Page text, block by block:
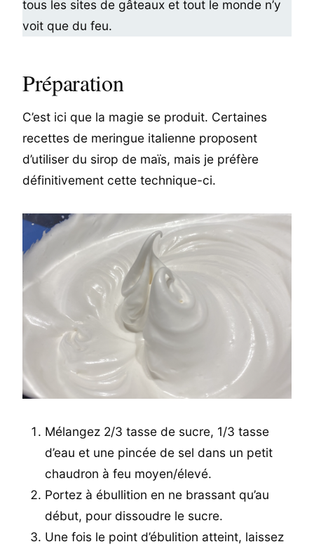
tous les sites de gâteaux et tout le monde n’y
voit que du feu.
Préparation
C’est ici que la magie se produit. Certaines
recettes de meringue italienne proposent
d’utiliser du sirop de maïs, mais je préfère
définitivement cette technique-ci.
Mélangez 2/3 tasse de sucre, 1/3 tasse
d’eau et une pincée de sel dans un petit
chaudron à feu moyen/élevé.
Portez à ébullition en ne brassant qu’au
début, pour dissoudre le sucre.
Une fois le point d’ébulition atteint, laissez